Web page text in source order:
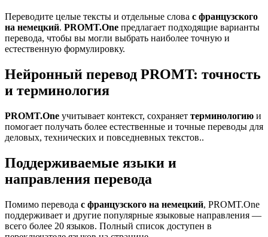
Переводите целые тексты и отдельные слова с французского
на немецкий. PROMT.One предлагает подходящие варианты
перевода, чтобы вы могли выбрать наиболее точную и
естественную формулировку.
Нейронный перевод PROMT: точность
и терминология
PROMT.One учитывает контекст, сохраняет терминологию и
помогает получать более естественные и точные переводы для
деловых, технических и повседневных текстов..
Поддерживаемые языки и
направления перевода
Помимо перевода с французского на немецкий, PROMT.One
поддерживает и другие популярные языковые направления —
всего более 20 языков. Полный список доступен в